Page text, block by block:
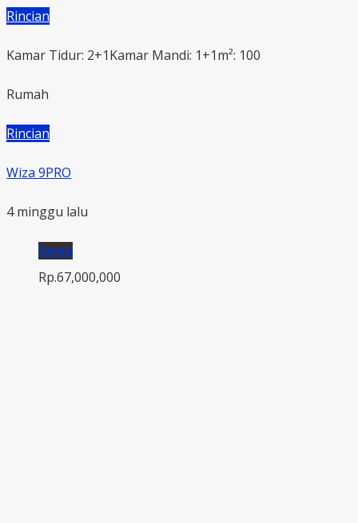
Rincian
Kamar Tidur: 2+1Kamar Mandi: 1+1m²: 100
Rumah
Rincian
Wiza 9PRO
4 minggu lalu
Sewa
Rp.67,000,000